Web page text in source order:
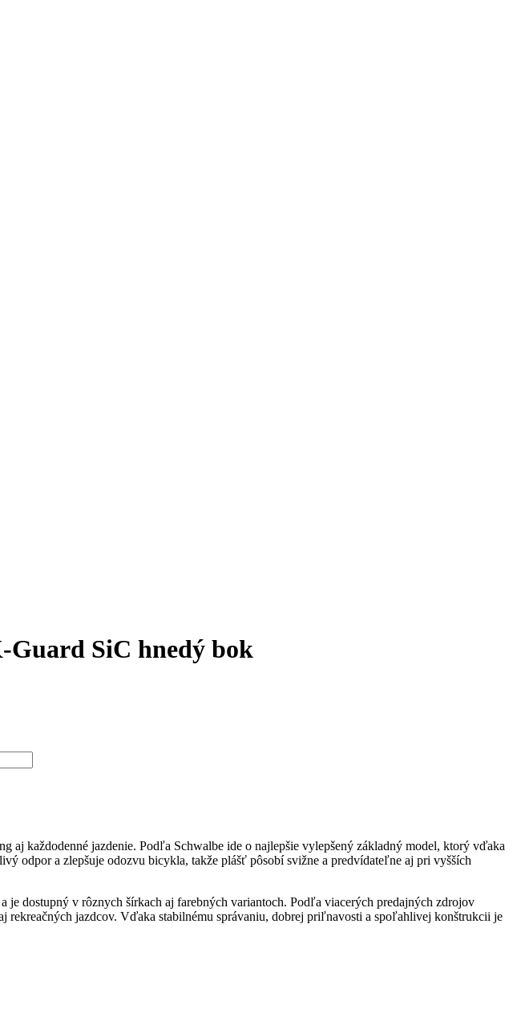
Guard SiC hnedý bok
každodenné jazdenie. Podľa Schwalbe ide o najlepšie vylepšený základný model, ktorý vďaka
odpor a zlepšuje odozvu bicykla, takže plášť pôsobí svižne a predvídateľne aj pri vyšších
dostupný v rôznych šírkach aj farebných variantoch. Podľa viacerých predajných zdrojov
jazdcov. Vďaka stabilnému správaniu, dobrej priľnavosti a spoľahlivej konštrukcii je